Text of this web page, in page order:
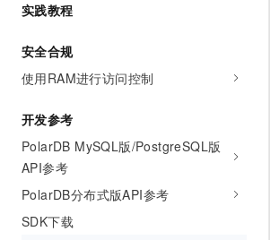
实践教程
安全合规
使用RAM进行访问控制
开发参考
PolarDB MySQL版/PostgreSQL版
API参考
PolarDB分布式版API参考
SDK下载
媒体服务
企业服务与云通信
域名与网站
上云与迁云